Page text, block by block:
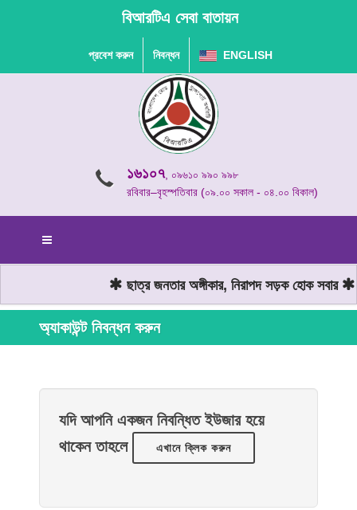
বিআরটিএ সেবা বাতায়ন
প্রবেশ করুন নিবন্ধন ENGLISH
১৬১০৭, ০৯৬১০ ৯৯০ ৯৯৮
রবিবার–বৃহস্পতিবার (০৯.০০ সকাল - ০৪.০০ বিকাল)
ছাত্র জনতার অঙ্গীকার, নিরাপদ সড়ক হোক সবার
অ্যাকাউন্ট নিবন্ধন করুন
যদি আপনি একজন নিবন্ধিত ইউজার হয়ে
থাকেন তাহলে
এখানে ক্লিক করুন